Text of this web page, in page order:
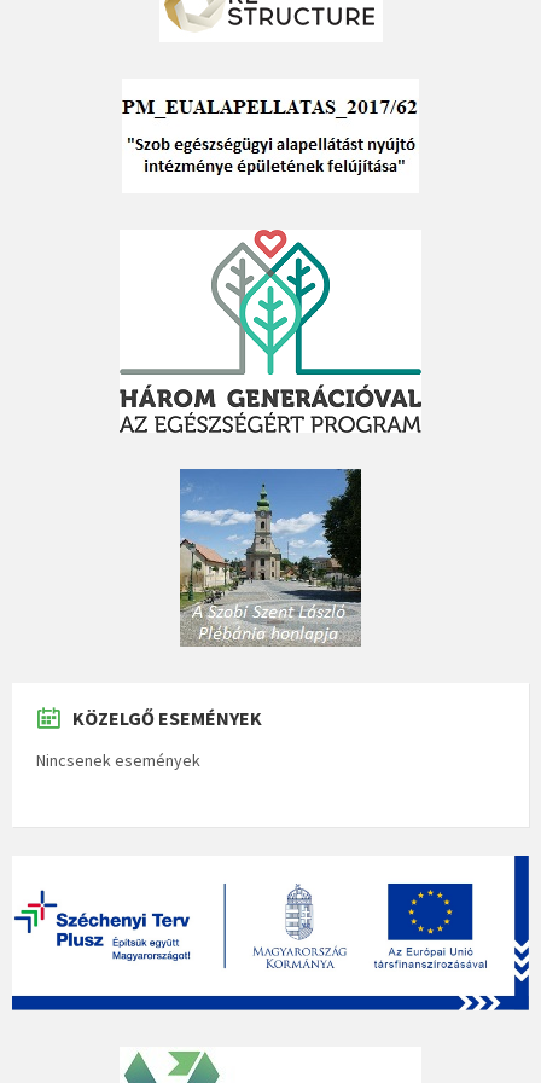
KÖZELGŐ ESEMÉNYEK
Nincsenek események